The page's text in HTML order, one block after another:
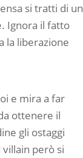
si tratti di un
Ignora il fatto
la liberazione
e mira a far
ottenere il
gli ostaggi
però si